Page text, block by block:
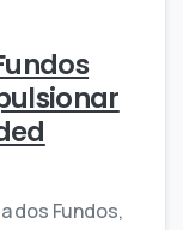
dos Fundos,